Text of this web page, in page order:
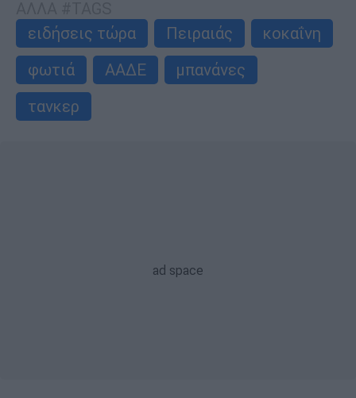
ειδήσεις τώρα
Πειραιάς
κοκαΐνη
φωτιά
ΑΑΔΕ
μπανάνες
τανκερ